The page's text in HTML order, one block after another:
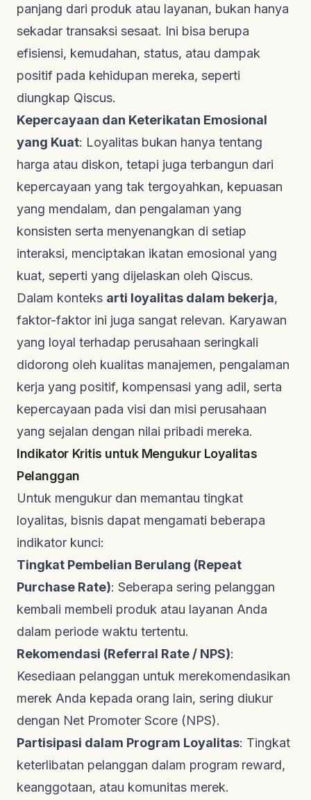
panjang dari produk atau layanan, bukan hanya
sekadar transaksi sesaat. Ini bisa berupa
efisiensi, kemudahan, status, atau dampak
positif pada kehidupan mereka, seperti
diungkap Qiscus.
Kepercayaan dan Keterikatan Emosional
yang Kuat: Loyalitas bukan hanya tentang
harga atau diskon, tetapi juga terbangun dari
kepercayaan yang tak tergoyahkan, kepuasan
yang mendalam, dan pengalaman yang
konsisten serta menyenangkan di setiap
interaksi, menciptakan ikatan emosional yang
kuat, seperti yang dijelaskan oleh Qiscus.
Dalam konteks arti loyalitas dalam bekerja,
faktor-faktor ini juga sangat relevan. Karyawan
yang loyal terhadap perusahaan seringkali
didorong oleh kualitas manajemen, pengalaman
kerja yang positif, kompensasi yang adil, serta
kepercayaan pada visi dan misi perusahaan
yang sejalan dengan nilai pribadi mereka.
Indikator Kritis untuk Mengukur Loyalitas
Pelanggan
Untuk mengukur dan memantau tingkat
loyalitas, bisnis dapat mengamati beberapa
indikator kunci:
Tingkat Pembelian Berulang (Repeat
Purchase Rate): Seberapa sering pelanggan
kembali membeli produk atau layanan Anda
dalam periode waktu tertentu.
Rekomendasi (Referral Rate / NPS):
Kesediaan pelanggan untuk merekomendasikan
merek Anda kepada orang lain, sering diukur
dengan Net Promoter Score (NPS).
Partisipasi dalam Program Loyalitas: Tingkat
keterlibatan pelanggan dalam program reward,
keanggotaan, atau komunitas merek.